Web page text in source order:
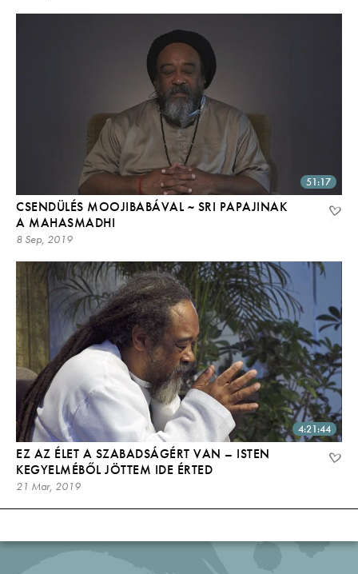
51:17
CSENDÜLÉS MOOJIBABÁVAL ~ SRI PAPAJINAK
A MAHASMADHI
8 Sep, 2019
4:21:44
EZ AZ ÉLET A SZABADSÁGÉRT VAN – ISTEN
KEGYELMÉBŐL JÖTTEM IDE ÉRTED
21 Mar, 2019